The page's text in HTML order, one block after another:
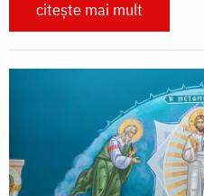
citește mai mult